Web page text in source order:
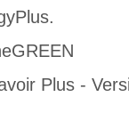
Plus -